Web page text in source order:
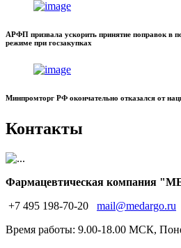
АРФП призвала ускорить принятие поправок в
режиме при госзакупках
Минпромторг РФ окончательно отказался от
Контакты
Фармацевтическая компания
+7 495 198-70-20
mail@medargo.ru
Время работы: 9.00-18.00 МСК,